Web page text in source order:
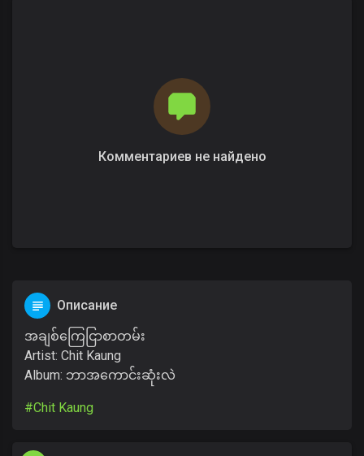
Комментариев не найдено
Описание
အချစ်ကြေငြာစာတမ်း
Artist: Chit Kaung
Album: ဘာအကောင်းဆုံးလဲ
#Chit Kaung